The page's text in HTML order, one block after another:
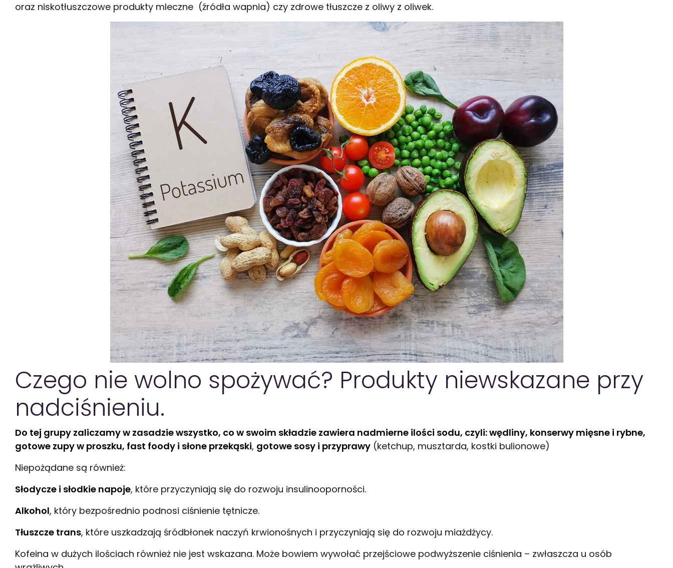
oraz niskotłuszczowe produkty mleczne (źródła wapnia) czy zdrowe tłuszcze z oliwy z oliwek.
Czego nie wolno spożywać? Produkty niewskazane przy
nadciśnieniu.
Do tej grupy zaliczamy w zasadzie wszystko, co w swoim składzie zawiera nadmierne ilości sodu, czyli: wędliny, konserwy mięsne i rybne,
gotowe zupy w proszku, fast foody i słone przekąski, gotowe sosy i przyprawy (ketchup, musztarda, kostki bulionowe)
Niepożądane są również:
Słodycze i słodkie napoje, które przyczyniają się do rozwoju insulinooporności.
Alkohol, który bezpośrednio podnosi ciśnienie tętnicze.
Tłuszcze trans, które uszkadzają śródbłonek naczyń krwionośnych i przyczyniają się do rozwoju miażdżycy.
Kofeina w dużych ilościach również nie jest wskazana. Może bowiem wywołać przejściowe podwyższenie ciśnienia – zwłaszcza u osób